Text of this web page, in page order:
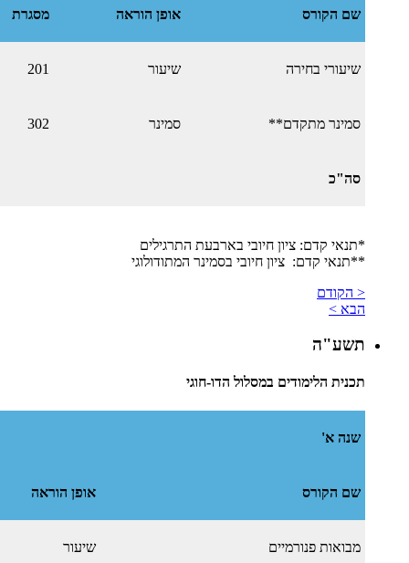
שם הקורס אופן הוראה מסגרת
שיעורי בחירה שיעור 201
סמינר מתקדם** סמינר 302
סה"כ
*תנאי קדם: ציון חיובי בארבעת התרגילים
​**תנאי קדם: ציון חיובי בסמינר המתודולוגי
< הקודם
הבא >
תשע"ה
תכנית הלימודים במסלול הדו-חוגי
שנה א'
שם הקורס אופן הוראה
מבואות פנורמיים שיעור